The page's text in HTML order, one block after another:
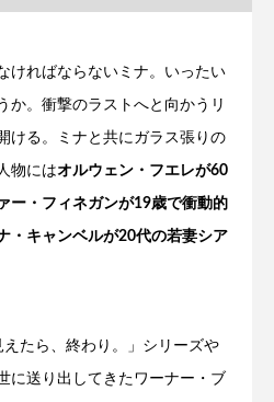
ければならないミナ。いったい
か。衝撃のラストへと向かうリ
ける。ミナと共にガラス張りの
物にはオルウェン・フエレが60
ー・フィネガンが19歳で衝動的
・キャンベルが20代の若妻シア
たら、終わり。」シリーズや
に送り出してきたワーナー・ブ